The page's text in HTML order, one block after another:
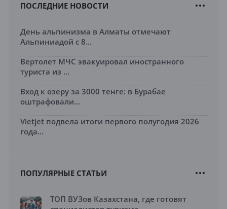
ПОСЛЕДНИЕ НОВОСТИ
День альпинизма в Алматы отмечают
Альпиниадой с 8...
Вертолет МЧС эвакуировал иностранного
туриста из ...
Вход к озеру за 3000 тенге: в Бурабае
оштрафовали...
Vietjet подвела итоги первого полугодия 2026
года...
ПОПУЛЯРНЫЕ СТАТЬИ
ТОП ВУЗов Казахстана, где готовят